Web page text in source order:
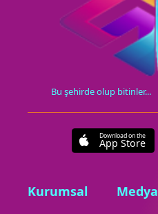
Bu şehirde olup bitinler...
Download on the
App Store
Kurumsal Medya